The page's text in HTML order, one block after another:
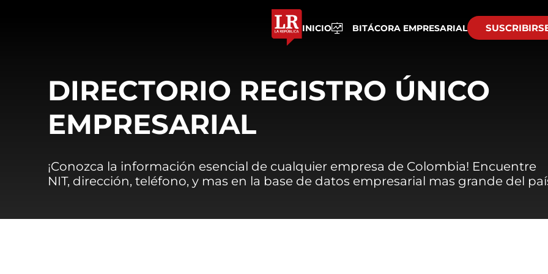
INICIO BITÁCORA EMPRESARIAL
DIRECTORIO REGISTRO ÚNICO
EMPRESARIAL
¡Conozca la información esencial de cualquier empresa de Colombia! Encuentre
NIT, dirección, teléfono, y mas en la base de datos empresarial mas grande del